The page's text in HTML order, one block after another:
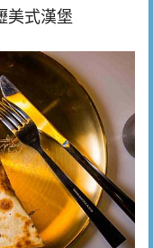
美式漢堡